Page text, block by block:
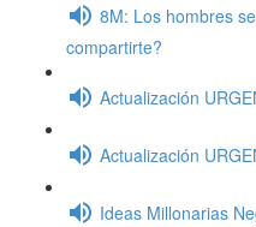
8M: Los hombres
compartirte?
Actualización
Actualización
Ideas Millonarias